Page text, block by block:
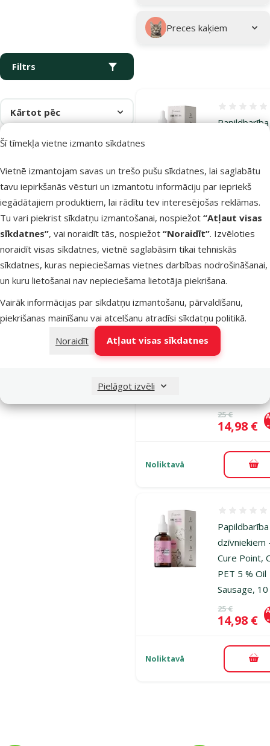
Šī tīmekļa vietne izmanto sīkdatnes
Vietnē izmantojam savas un trešo pušu sīkdatnes, lai saglabātu
tavu iepirkšanās vēsturi un izmantotu informāciju par iepriekš
iegādātajiem produktiem, lai rādītu tev interesējošas reklāmas.
Tu vari piekrist sīkdatņu izmantošanai, nospiežot “Atļaut visas
sīkdatnes”, vai noraidīt tās, nospiežot “Noraidīt”. Izvēloties
noraidīt visas sīkdatnes, vietnē saglabāsim tikai tehniskās
sīkdatnes, kuras nepieciešamas vietnes darbības nodrošināšanai,
un kuru lietošanai nav nepieciešama lietotāja piekrišana.
Vairāk informācijas par sīkdatņu izmantošanu, pārvaldīšanu,
piekrišanas mainīšanu vai atcelšanu atradīsi sīkdatņu politikā.
Noraidīt
Atļaut visas sīkdatnes
Pielāgot izvēli
Preces kaķiem
Filtrs
Kārtot pēc
Papildbarība
PET 5 % Oil
Without
Flavoring,
Oriģinālā
25 €
Cena
14,98 €
Noliktavā
Papildbarība
dzīvniekiem
Atsauksmes
Oriģinālā
25 €
Cena
14,98 €
Noliktavā
Papildbarība
dzīvniekiem
Cure Point,
PET 5 % Oil
Sausage,
Oriģinālā
25 €
Cena
14,98 €
Noliktavā